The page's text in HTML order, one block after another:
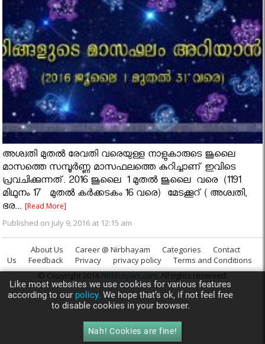
അശ്വതി മുതൽ രേവതി വരെയുള്ള നാളുകാരുടെ ജൂലൈ
മാസത്തെ സമ്പൂർണ്ണ മാസഫലത്തെ കുറിച്ചാണ് ഇവിടെ
പ്രവചിക്കുന്നത്. 2016 ജൂലൈ 1 മുതല്‍ ജൂലൈ വരെ (1191
മിഥുനം 17 മുതൽ കർക്കടകം 16 വരെ) മേടക്കൂറ് ( അശ്വതി,
ഭര...[Read More]
Published on July 9, 2016 at 12:15 am
About Us Career @ Nirbhayam Categories
Contact
Us
Feedback Privacy privacy policy
Terms and Conditions
© Copyright 2016 Nirbhayam.com. All rights reserved.
Like most websites we use cookies for various features
according to our policy. We hope that’s ok, if not feel free
to disable cookies in your browser.
Nah! Cookies are fine!